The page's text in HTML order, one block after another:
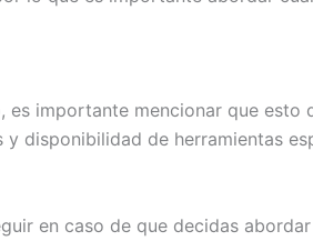
importante mencionar que esto
disponibilidad de herramientas
en caso de que decidas